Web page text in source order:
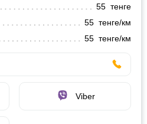
55 тенге
55 тенге/км
55 тенге/км
Viber